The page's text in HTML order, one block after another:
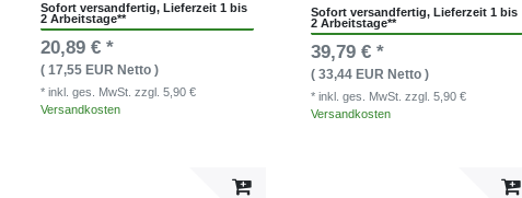
Sofort versandfertig, Lieferzeit 1 bis
2 Arbeitstage**
20,89 € *
( 17,55 EUR Netto )
* inkl. ges. MwSt.zzgl. 5,90 €
Versandkosten
Sofort versandfertig, Lieferzeit 1 bis
2 Arbeitstage**
39,79 € *
( 33,44 EUR Netto )
* inkl. ges. MwSt. zzgl. 5,90 €
Versandkosten